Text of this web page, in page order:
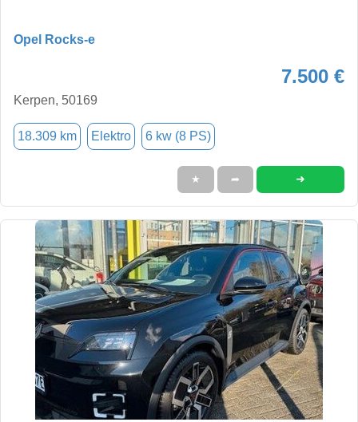
Opel Rocks-e
7.500 €
Kerpen, 50169
18.309 km Elektro 6 kw (8 PS)
★ ➦ ➜